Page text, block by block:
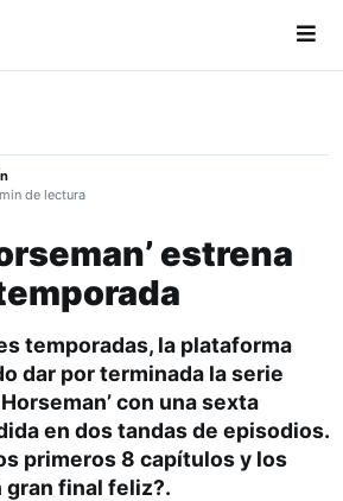
de lectura
estrena
temporadas, la plataforma
dar por terminada la serie
con una sexta
en dos tandas de episodios.
primeros 8 capítulos y los
gran final feliz?.